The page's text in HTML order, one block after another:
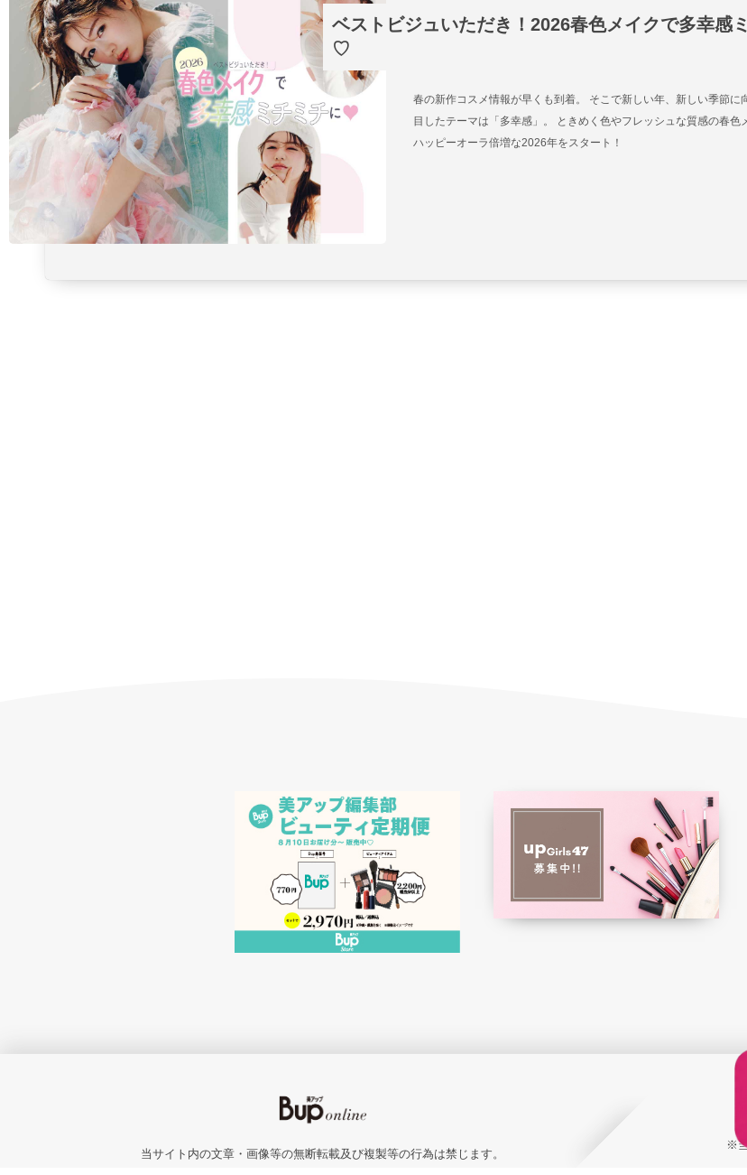
ベストビジュいただき！2026春色メイクで多幸感
♡
春の新作コスメ情報が早くも到着。 そこで新しい年、新しい季節に
目したテーマは「多幸感」。 ときめく色やフレッシュな質感の春色
ハッピーオーラ倍増な2026年をスタート！
当サイト内の文章・画像等の無断転載及び複製等の行為は禁じます。
※